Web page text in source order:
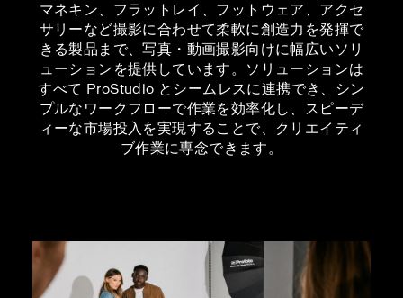
マネキン、フラットレイ、フットウェア、アクセ
サリーなど撮影に合わせて柔軟に創造力を発揮で
きる製品まで、写真・動画撮影向けに幅広いソリ
ューションを提供しています。ソリューションは
すべて ProStudio とシームレスに連携でき、シン
プルなワークフローで作業を効率化し、スピーデ
ィーな市場投入を実現することで、クリエイティ
ブ作業に専念できます。